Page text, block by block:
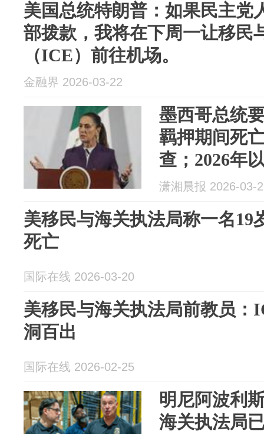
美国总统特朗普：如果民主党
部拨款，我将在下周一让移民
（ICE）前往机场。
金融界 2026-03-22
墨西哥总统
羁押期间死
查；2026年
关执法局羁
潇湘晨报 2026-03-
美移民与海关执法局称一名19
死亡
国际在线 2026-03-20
美移民与海关执法局前教员：
洞百出
国际在线 2026-02-25
明尼阿波利
海关执法局